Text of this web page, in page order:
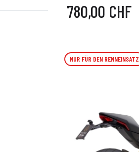
780,00 CHF
NUR FÜR DEN RENNEINSATZ